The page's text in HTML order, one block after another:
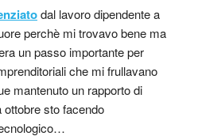
dal lavoro dipendente a
perchè mi trovavo bene ma
un passo importante per
che mi frullavano
mantenuto un rapporto di
ottobre sto facendo